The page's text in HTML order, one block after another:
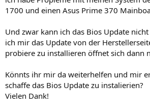
1700 und einen Asus Prime 370
Und zwar kann ich das Bios Update
ich mir das Update von der
probiere zu installieren öffnet sich dann
Könnts ihr mir da weiterhelfen und mir
schaffe das Bios Update zu instalierien?
Vielen Dank!